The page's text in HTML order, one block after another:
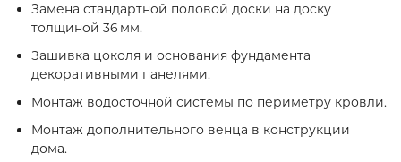
Замена стандартной половой доски на доску
толщиной 36 мм.
Зашивка цоколя и основания фундамента
декоративными панелями.
Монтаж водосточной системы по периметру кровли.
Монтаж дополнительного венца в конструкции
дома.